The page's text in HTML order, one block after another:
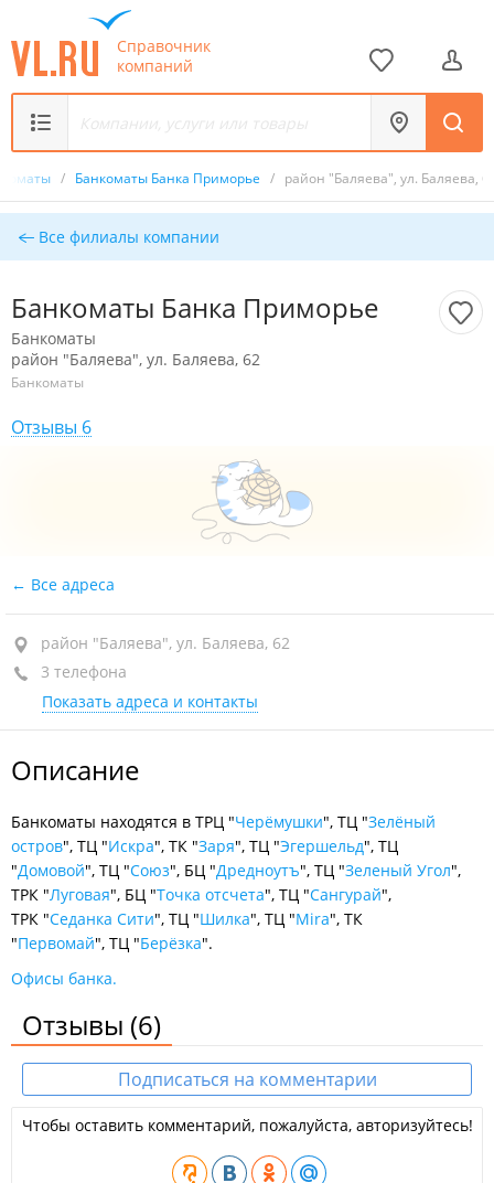
Справочник
компаний
/ Банкоматы Банка Приморье / район "Баляева", ул. Баляева,
Все филиалы компании
Банкоматы Банка Приморье
Банкоматы
район "Баляева", ул. Баляева, 62
Банкоматы
Отзывы 6
Все адреса
район "Баляева", ул. Баляева, 62
3 телефона
Показать адреса и контакты
Описание
Банкоматы находятся в ТРЦ "Черёмушки", ТЦ "Зелёный
остров", ТЦ "Искра", ТК "Заря", ТЦ "Эгершельд", ТЦ
"Домовой", ТЦ "Союз", БЦ "Дредноутъ", ТЦ "Зеленый Угол",
ТРК "Луговая", БЦ "Точка отсчета", ТЦ "Сангурай",
ТРК "Седанка Сити", ТЦ "Шилка", ТЦ "Mira", ТК
"Первомай", ТЦ "Берёзка".
Офисы банка.
Отзывы (6)
Подписаться на комментарии
Чтобы оставить комментарий, пожалуйста, авторизуйтесь!